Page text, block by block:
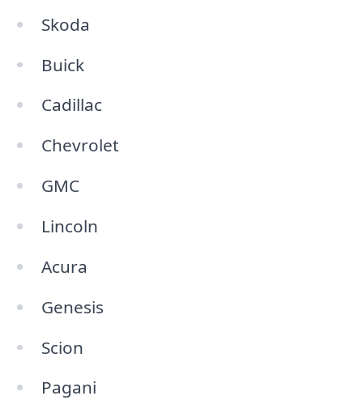
Skoda
Buick
Cadillac
Chevrolet
GMC
Lincoln
Acura
Genesis
Scion
Pagani